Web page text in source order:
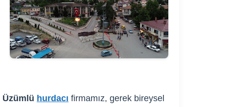
Üzümlü hurdacı firmamız, gerek bireysel